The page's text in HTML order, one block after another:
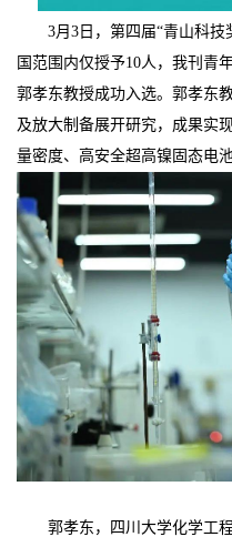
3月3日，第四届“青山科
国范围内仅授予10人，我刊青
郭孝东教授成功入选。郭孝东
及放大制备展开研究，成果实
量密度、高安全超高镍固态电
郭孝东，四川大学化学工